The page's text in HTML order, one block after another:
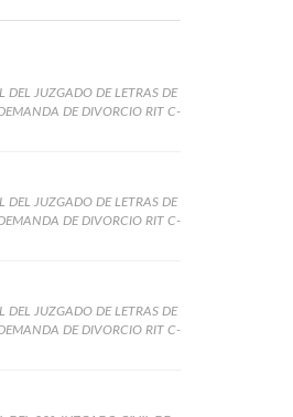
DEL JUZGADO DE LETRAS DE
DE DIVORCIO RIT C-
DEL JUZGADO DE LETRAS DE
DE DIVORCIO RIT C-
DEL JUZGADO DE LETRAS DE
DE DIVORCIO RIT C-